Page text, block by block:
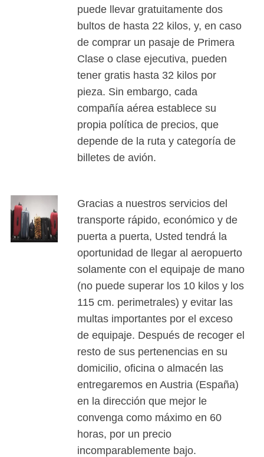
puede llevar gratuitamente dos
bultos de hasta 22 kilos, y, en caso
de comprar un pasaje de Primera
Clase o clase ejecutiva, pueden
tener gratis hasta 32 kilos por
pieza. Sin embargo, cada
compañía aérea establece su
propia política de precios, que
depende de la ruta y categoría de
billetes de avión.
Gracias a nuestros servicios del
transporte rápido, económico y de
puerta a puerta, Usted tendrá la
oportunidad de llegar al aeropuerto
solamente con el equipaje de mano
(no puede superar los 10 kilos y los
115 cm. perimetrales) y evitar las
multas importantes por el exceso
de equipaje. Después de recoger el
resto de sus pertenencias en su
domicilio, oficina o almacén las
entregaremos en Austria (España)
en la dirección que mejor le
convenga como máximo en 60
horas, por un precio
incomparablemente bajo.